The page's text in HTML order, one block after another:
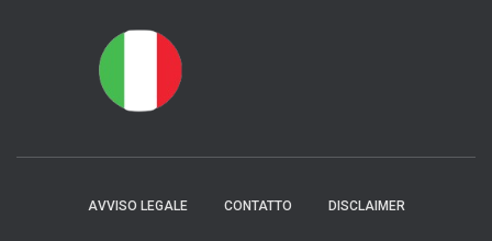
AVVISO LEGALE CONTATTO DISCLAIMER